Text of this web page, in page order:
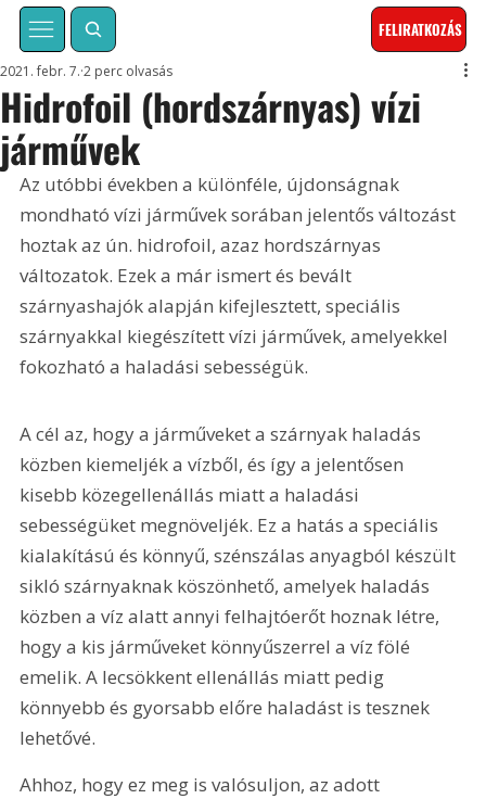
FELIRATKOZÁS
Hidrofoil (hordszárnyas) vízi
járművek
2021. febr. 7. 2 perc olvasás
Az utóbbi években a különféle, újdonságnak
mondható vízi járművek sorában jelentős változást
hoztak az ún. hidrofoil, azaz hordszárnyas
változatok. Ezek a már ismert és bevált
szárnyashajók alapján kifejlesztett, speciális
szárnyakkal kiegészített vízi járművek, amelyekkel
fokozható a haladási sebességük.
A cél az, hogy a járműveket a szárnyak haladás
közben kiemeljék a vízből, és így a jelentősen
kisebb közegellenállás miatt a haladási
sebességüket megnöveljék. Ez a hatás a speciális
kialakítású és könnyű, szénszálas anyagból készült
sikló szárnyaknak köszönhető, amelyek haladás
közben a víz alatt annyi felhajtóerőt hoznak létre,
hogy a kis járműveket könnyűszerrel a víz fölé
emelik. A lecsökkent ellenállás miatt pedig
könnyebb és gyorsabb előre haladást is tesznek
lehetővé.
Ahhoz, hogy ez meg is valósuljon, az adott